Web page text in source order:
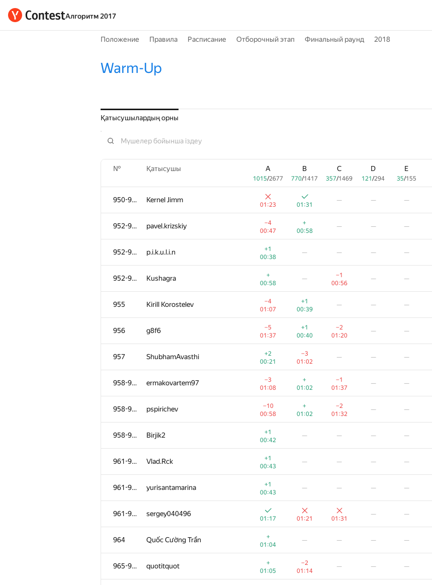
Алгоритм 2017
Положение Правила Расписание Отборочный этап Финальный раунд 2018
Warm-Up
Қатысушылардың орны
№ Қатысушы A
1015/2677
B
770/1417
C
357/1469
D
121/294
E
35/155
950-951 Kernel Jimm
01:23 01:31
— — —
952-954 pavel.krizskiy
−4
00:47
+
00:58
— — —
952-954 p.i.k.u.l.i.n
+1
00:38
— — — —
952-954 Kushagra
+
00:58
—
−1
00:56
— —
955 Kirill Korostelev
−4
01:07
+1
00:39
— — —
956 g8f6
−5
01:37
+1
00:40
−2
01:20
— —
957 ShubhamAvasthi
+2
00:21
−3
01:02
— — —
958-960 ermakovartem97
−3
01:08
+
01:02
−1
01:37
— —
958-960 pspirichev
−10
00:58
+
01:02
−2
01:32
— —
958-960 Birjik2
+1
00:42
— — — —
961-963 Vlad.Rck
+1
00:43
— — — —
961-963 yurisantamarina
+1
00:43
— — — —
961-963 sergey040496
01:17 01:21 01:31
— —
964 Quốc Cường Trần
+
01:04
— — — —
965-966 quotitquot
+
01:05
−2
01:14
— — —